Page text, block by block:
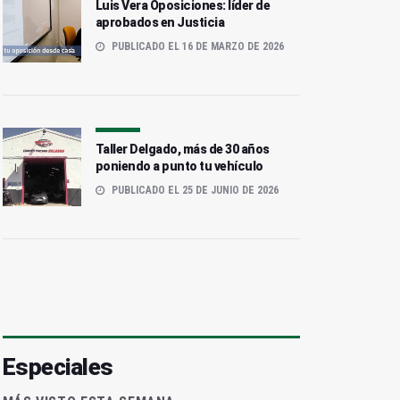
Luis Vera Oposiciones: líder de
aprobados en Justicia
PUBLICADO EL 16 DE MARZO DE 2026
Taller Delgado, más de 30 años
poniendo a punto tu vehículo
PUBLICADO EL 25 DE JUNIO DE 2026
Especiales